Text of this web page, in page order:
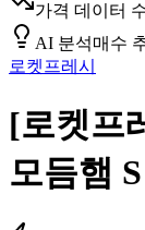
가격 데이터
AI 분석매수
로켓프레시
[로켓프
모듬햄